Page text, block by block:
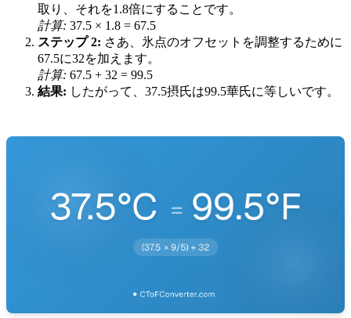
取り、それを1.8倍にすることです。
計算: 37.5 × 1.8 = 67.5
ステップ 2: さあ、氷点のオフセットを調整するために
67.5に32を加えます。
計算: 67.5 + 32 = 99.5
結果: したがって、37.5摂氏は99.5華氏に等しいです。